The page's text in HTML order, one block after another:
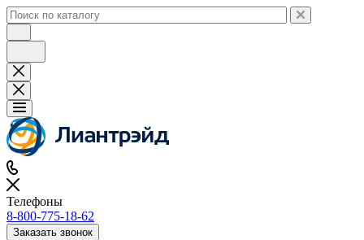
Телефоны
8-800-775-18-62
Заказать звонок